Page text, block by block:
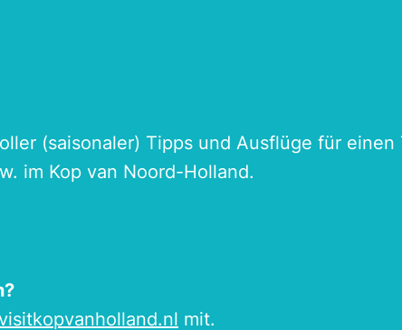
(saisonaler) Tipps und Ausflüge für einen
im Kop van Noord-Holland.
mit.